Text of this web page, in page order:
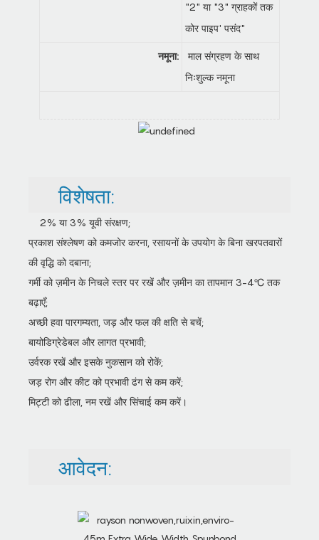
"2" या "3" ग्राहकों तक
कोर पाइप' पसंद"
नमूना:
माल संग्रहण के साथ
निःशुल्क नमूना
विशेषता:
2% या 3% यूवी संरक्षण;
प्रकाश संश्लेषण को कमजोर करना, रसायनों के उपयोग के बिना खरपतवारों
की वृद्धि को दबाना;
गर्मी को ज़मीन के निचले स्तर पर रखें और ज़मीन का तापमान 3-4℃ तक
बढ़ाएँ;
अच्छी हवा पारगम्यता, जड़ और फल की क्षति से बचें;
बायोडिग्रेडेबल और लागत प्रभावी;
उर्वरक रखें और इसके नुकसान को रोकें;
जड़ रोग और कीट को प्रभावी ढंग से कम करें;
मिट्टी को ढीला, नम रखें और सिंचाई कम करें।
आवेदन: